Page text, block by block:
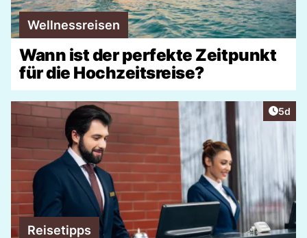
Wellnessreisen
Wann ist der perfekte Zeitpunkt
für die Hochzeitsreise?
5d
Reisetipps